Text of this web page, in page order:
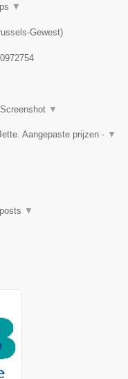
▼
Gewest)
Screenshot ▼
Aangepaste prijzen · ▼
▼